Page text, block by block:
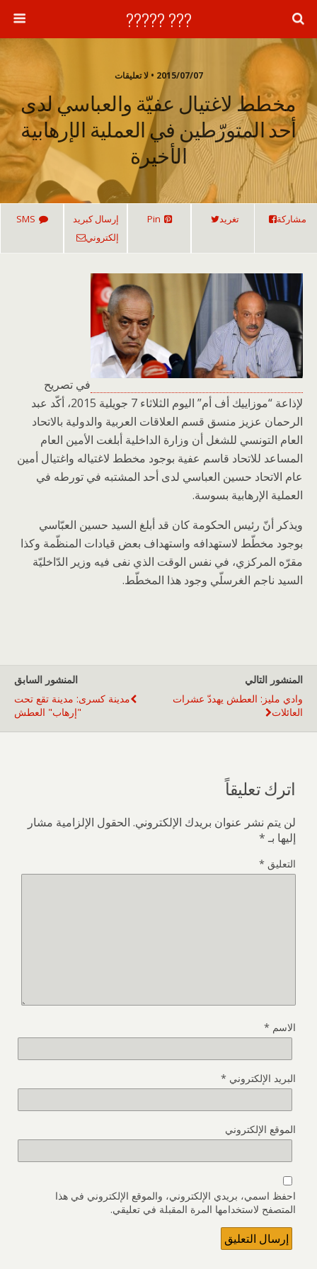
??? ?????
2015/07/07 • لا تعليقات
مخطط لاغتيال عفيّة والعباسي لدى
أحد المتورّطين في العملية الإرهابية
الأخيرة
مشاركة تغريد Pin
إرسال كبريد
إلكتروني
SMS
في تصريح
لإذاعة “موزاييك أف أم” اليوم الثلاثاء 7 جويلية 2015، أكّد عبد
الرحمان عزيز منسق قسم العلاقات العربية والدولية بالاتحاد
العام التونسي للشغل أن وزارة الداخلية أبلغت الأمين العام
المساعد للاتحاد قاسم عفية بوجود مخطط لاغتياله واغتيال أمين
عام الاتحاد حسين العباسي لدى أحد المشتبه في تورطه في
العملية الإرهابية بسوسة.
ويذكر أنّ رئيس الحكومة كان قد أبلغ السيد حسين العبّاسي
بوجود مخطّط لاستهدافه واستهداف بعض قيادات المنظّمة وكذا
مقرّه المركزي، في نفس الوقت الذي نفى فيه وزير الدّاخليّة
السيد ناجم الغرسلّي وجود هذا المخطّط.
المنشور السابق
مدينة كسرى: مدينة تقع تحت
"إرهاب" العطش
المنشور التالي
وادي مليز: العطش يهددّ عشرات
العائلات
اترك تعليقاً
لن يتم نشر عنوان بريدك الإلكتروني. الحقول الإلزامية مشار
إليها بـ*
التعليق *
الاسم *
البريد الإلكتروني *
الموقع الإلكتروني
احفظ اسمي، بريدي الإلكتروني، والموقع الإلكتروني في هذا
المتصفح لاستخدامها المرة المقبلة في تعليقي.